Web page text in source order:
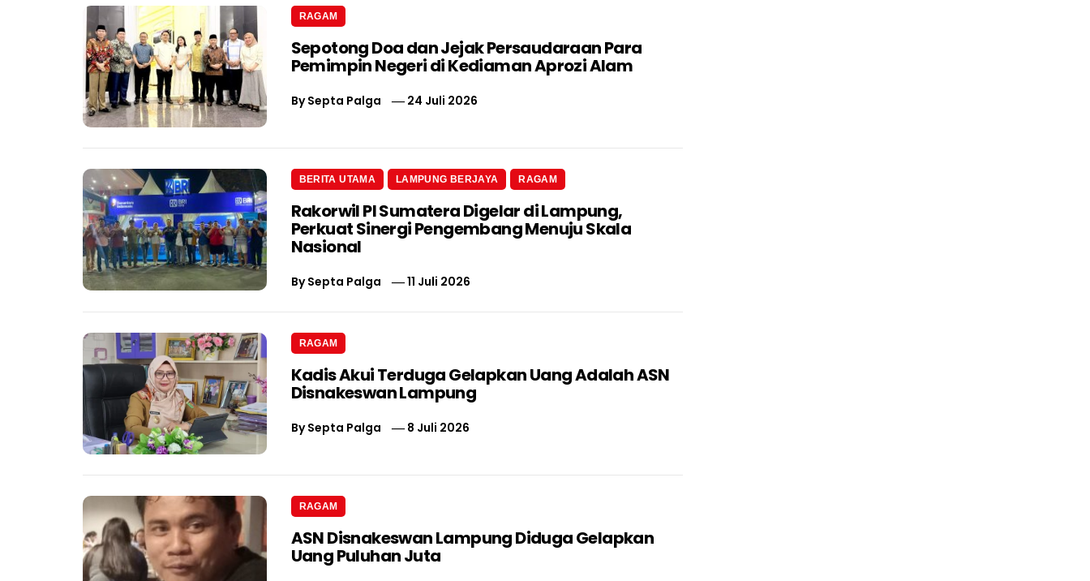
RAGAM
Sepotong Doa dan Jejak Persaudaraan Para
Pemimpin Negeri di Kediaman Aprozi Alam
BySepta Palga 24 Juli 2026
BERITA UTAMA LAMPUNG BERJAYA RAGAM
Rakorwil PI Sumatera Digelar di Lampung,
Perkuat Sinergi Pengembang Menuju Skala
Nasional
BySepta Palga 11 Juli 2026
RAGAM
Kadis Akui Terduga Gelapkan Uang Adalah ASN
Disnakeswan Lampung
BySepta Palga 8 Juli 2026
RAGAM
ASN Disnakeswan Lampung Diduga Gelapkan
Uang Puluhan Juta